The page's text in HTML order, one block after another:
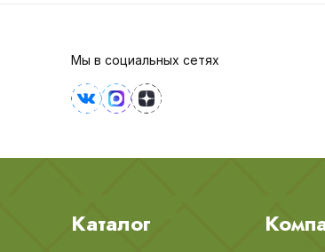
Мы в социальных сетях
Каталог